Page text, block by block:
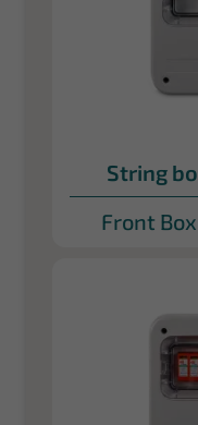
String
Front